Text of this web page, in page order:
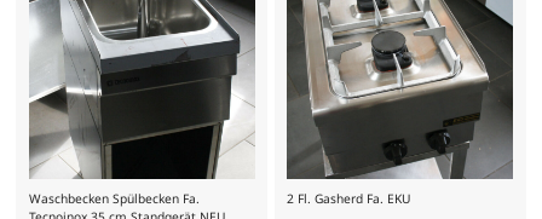
Waschbecken Spülbecken Fa.
2 Fl. Gasherd Fa. EKU